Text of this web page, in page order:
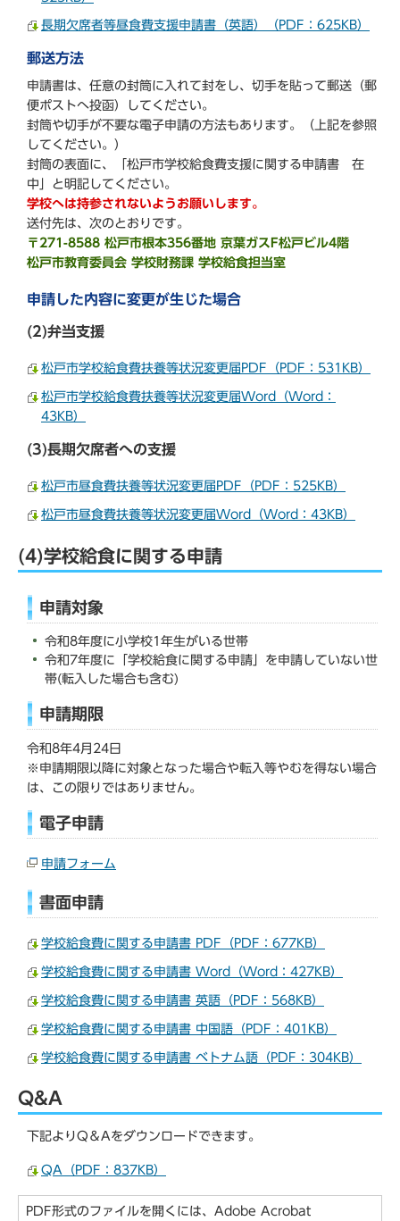
長期欠席者等昼食費支援申請書（英語）（PDF：625KB）
郵送方法
申請書は、任意の封筒に入れて封をし、切手を貼って郵送（郵
便ポストへ投函）してください。
封筒や切手が不要な電子申請の方法もあります。（上記を参照
してください。）
封筒の表面に、「松戸市学校給食費支援に関する申請書 在
中」と明記してください。
学校へは持参されないようお願いします。
送付先は、次のとおりです。
〒271-8588 松戸市根本356番地 京葉ガスF松戸ビル4階
松戸市教育委員会 学校財務課 学校給食担当室
申請した内容に変更が生じた場合
(2)弁当支援
松戸市学校給食費扶養等状況変更届PDF（PDF：531KB）
松戸市学校給食費扶養等状況変更届Word（Word：
43KB）
(3)長期欠席者への支援
松戸市昼食費扶養等状況変更届PDF（PDF：525KB）
松戸市昼食費扶養等状況変更届Word（Word：43KB）
(4)学校給食に関する申請
申請対象
令和8年度に小学校1年生がいる世帯
令和7年度に「学校給食に関する申請」を申請していない世
帯(転入した場合も含む)
申請期限
令和8年4月24日
※申請期限以降に対象となった場合や転入等やむを得ない場合
は、この限りではありません。
電子申請
申請フォーム
書面申請
学校給食費に関する申請書 PDF（PDF：677KB）
学校給食費に関する申請書 Word（Word：427KB）
学校給食費に関する申請書 英語（PDF：568KB）
学校給食費に関する申請書 中国語（PDF：401KB）
学校給食費に関する申請書 ベトナム語（PDF：304KB）
Q&A
下記よりQ＆Aをダウンロードできます。
QA（PDF：837KB）
PDF形式のファイルを開くには、Adobe Acrobat